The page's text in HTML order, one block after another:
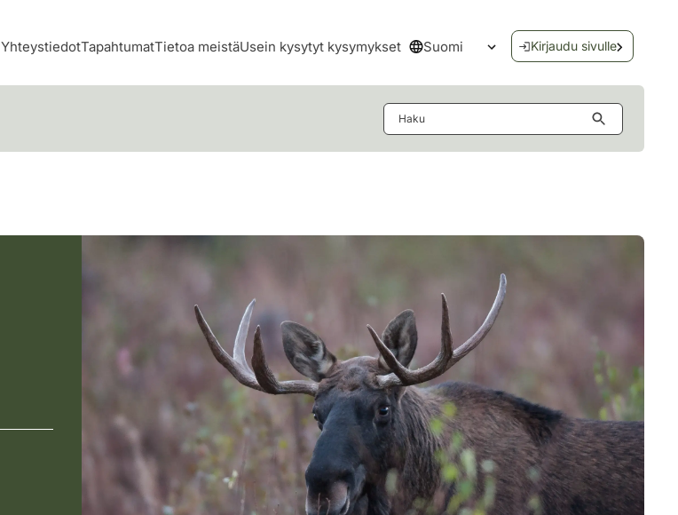
YhteystiedotTapahtumatTietoa meistäUsein kysytyt kysymykset Suomi
Avaa kielivalikko
Kirjaudu sivulle
Hirviuros metsässä